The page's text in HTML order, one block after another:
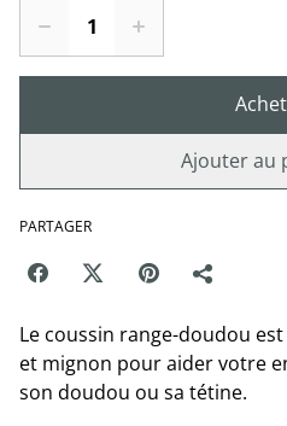
Ajouter au
PARTAGER
Le coussin range-doudou
et mignon pour aider votre
son doudou ou sa tétine.